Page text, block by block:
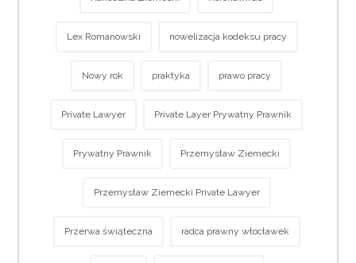
Lex Romanowski nowelizacja kodeksu pracy
Nowy rok praktyka prawo pracy
Private Lawyer Private Layer Prywatny Prawnik
Prywatny Prawnik Przemysław Ziemecki
Przemysław Ziemecki Private Lawyer
Przerwa świąteczna radca prawny włocławek